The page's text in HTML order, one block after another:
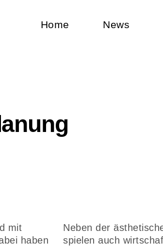
Home News
mit
haben
Neben der
spielen auch